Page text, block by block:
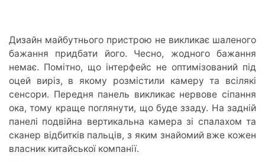
Дизайн майбутнього пристрою не викликає шаленого
бажання придбати його. Чесно, жодного бажання
немає. Помітно, що інтерфейс не оптимізований під
оцей виріз, в якому розмістили камеру та всілякі
сенсори. Передня панель викликає нервове сіпання
ока, тому краще поглянути, що буде ззаду. На задній
панелі подвійна вертикальна камера зі спалахом та
сканер відбитків пальців, з яким знайомий вже кожен
власник китайської компанії.